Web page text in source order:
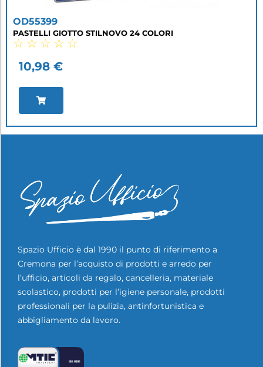
OD55399
PASTELLI GIOTTO STILNOVO 24 COLORI
☆ ☆ ☆ ☆ ☆
10,98 €
Spazio Ufficio è dal 1990 il punto di riferimento a
Cremona per l’acquisto di prodotti e arredo per
l’ufficio, articoli da regalo, cancelleria, materiale
scolastico, prodotti per l’igiene personale, prodotti
professionali per la pulizia, antinfortunistica e
abbigliamento da lavoro.